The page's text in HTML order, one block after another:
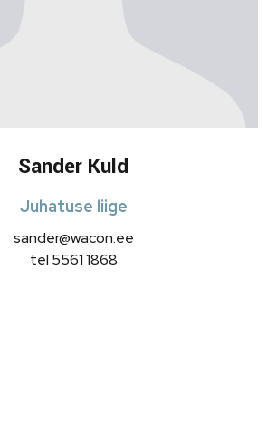
Sander Kuld
Juhatuse liige
sander@wacon.ee
tel 5561 1868